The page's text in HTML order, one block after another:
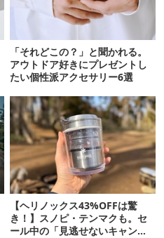
「それどこの？」と聞かれる。
アウトドア好きにプレゼントし
たい個性派アクセサリー6選
【ヘリノックス43%OFFは驚
き！】スノピ・テンマクも。セ
ール中の「見逃せないキャンプ